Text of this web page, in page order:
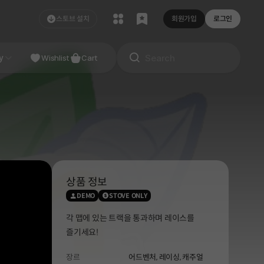
스토브 설치 회원가입 로그인
Studio
Wishlist Cart
상품 정보
DEMO STOVE ONLY
각 맵에 있는 트랙을 통과하며 레이스를
즐기세요!
장르 어드벤처, 레이싱,캐주얼